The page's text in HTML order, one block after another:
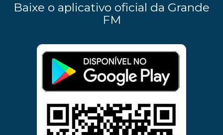
Baixe o aplicativo oficial da Grande
FM